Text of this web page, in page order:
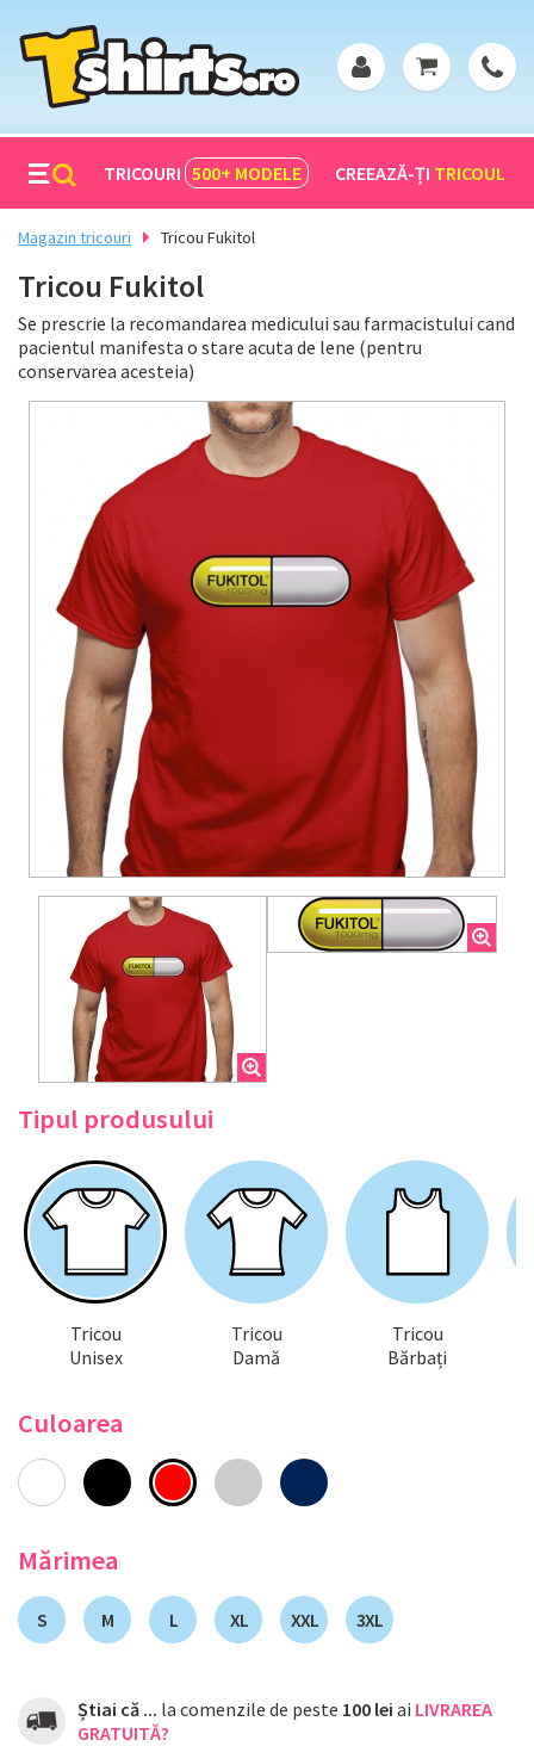
TRICOURI 500+ MODELE CREEAZĂ-ȚI TRICOUL
Magazin tricouri Tricou Fukitol
Tricou Fukitol
Se prescrie la recomandarea medicului sau farmacistului cand
pacientul manifesta o stare acuta de lene (pentru
conservarea acesteia)
Tipul produsului
Tricou
Unisex
Tricou
Damă
Tricou
Bărbați
Culoarea
Mărimea
S M L XL XXL 3XL
Știai că ... la comenzile de peste 100 lei ai LIVRAREA
GRATUITĂ?